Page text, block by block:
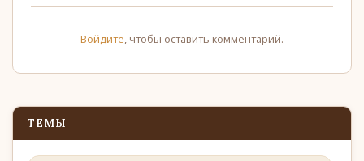
Войдите, чтобы оставить комментарий.
ТЕМЫ